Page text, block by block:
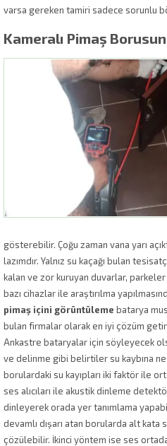
varsa gereken tamiri sadece sorunlu
Kameralı Pimaş
gösterebilir. Çoğu zaman vana yarı
lazımdır. Yalnız su kaçağı bulan
kalan ve zor kuruyan duvarlar,
bazı cihazlar ile araştırılma
pimaş içini görüntüleme batarya
bulan firmalar olarak en iyi çözüm
Ankastre bataryalar için söyleyecek
ve delinme gibi belirtiler su kaybına
borulardaki su kayıpları iki faktör ile
ses alıcıları ile akustik dinleme
dinleyerek orada yer tanımlama
devamlı dışarı atan borularda alt kata
çözülebilir. İkinci yöntem ise ses